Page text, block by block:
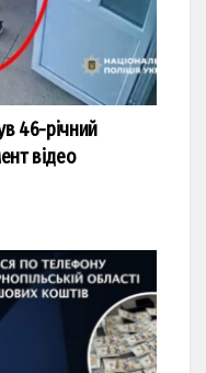
46-річний
відео